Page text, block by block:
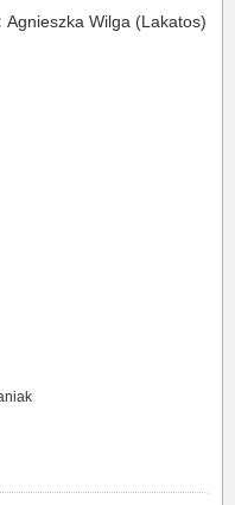
Agnieszka Wilga (Lakatos)